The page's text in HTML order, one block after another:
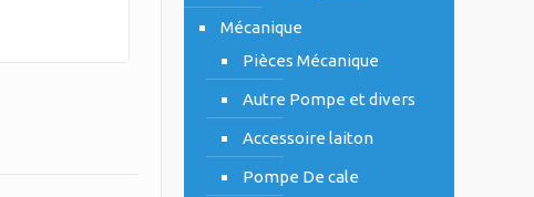
Mécanique
Pièces Mécanique
Autre Pompe et divers
Accessoire laiton
Pompe De cale